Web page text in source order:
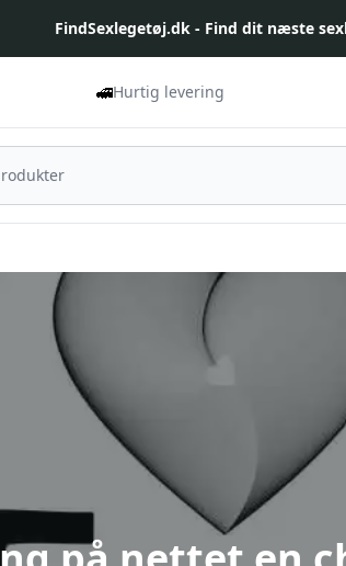
FindSexlegetøj.dk - Find dit næste
🚅Hurtig levering